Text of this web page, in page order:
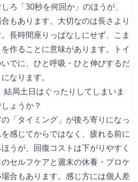
ろ「30秒を何回か」のほうが、
もあります。大切なのは長さより
長時間座りっぱなしにせず、こま
作ることに意味があります。トイ
でに、ひと呼吸・ひと伸びするだ
なります。
局土日はぐったりしてしまいま
ょうか？
「タイミング」が後ろ寄りになっ
感じてからではなく、疲れる前に
うが、回復コストは下がりやすく
セルフケアと週末の休養・プロケ
合もあります。感じ方には個人差